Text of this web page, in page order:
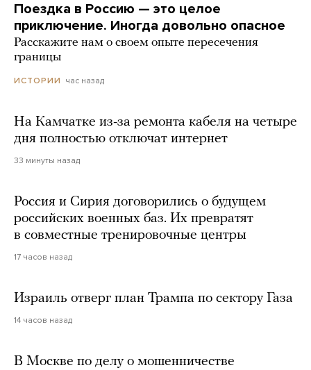
Поездка в Россию — это целое
приключение. Иногда довольно опасное
Расскажите нам о своем опыте пересечения
границы
ИСТОРИИ час назад
На Камчатке из-за ремонта кабеля на четыре
дня полностью отключат интернет
33 минуты назад
Россия и Сирия договорились о будущем
российских военных баз. Их превратят
в совместные тренировочные центры
17 часов назад
Израиль отверг план Трампа по сектору Газа
14 часов назад
В Москве по делу о мошенничестве